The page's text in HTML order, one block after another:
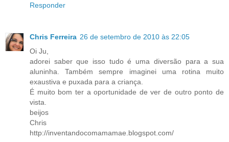
Responder
Chris Ferreira 26 de setembro de 2010 às 22:05
Oi Ju,
adorei saber que isso tudo é uma diversão para a sua
aluninha. Também sempre imaginei uma rotina muito
exaustiva e puxada para a criança.
É muito bom ter a oportunidade de ver de outro ponto de
vista.
beijos
Chris
http://inventandocomamamae.blogspot.com/